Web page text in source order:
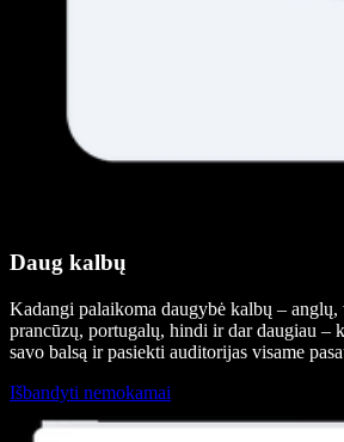
Daug kalbų
Kadangi palaikoma daugybė kalbų –
prancūzų, portugalų, hindi ir dar daugiau –
savo balsą ir pasiekti auditorijas visame
Išbandyti nemokamai